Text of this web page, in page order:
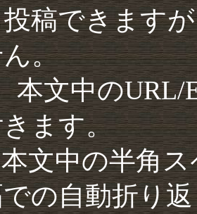
稿できます
。
本文中のURL/
ます。
文中の半角
の自動折り